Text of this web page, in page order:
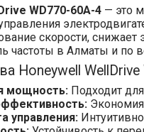
WD770-60A-4 — это
скорости,
частоты в Алматы и по
Honeywell
мощность: Подходит
Экономия
управления: